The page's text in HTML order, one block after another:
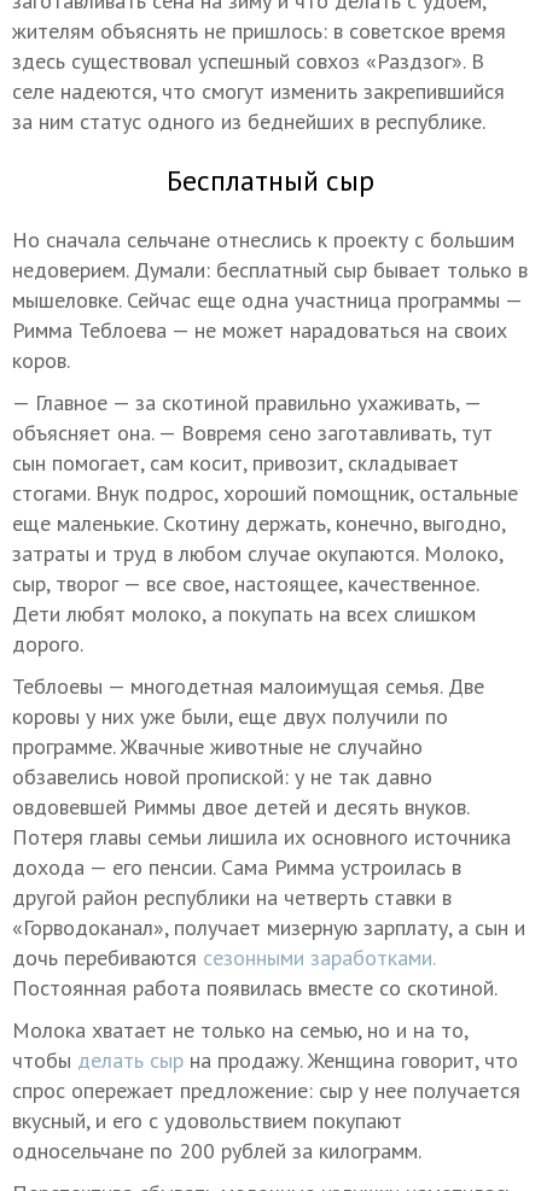
жителям объяснять не пришлось: в советское время
здесь существовал успешный совхоз «Раздзог». В
селе надеются, что смогут изменить закрепившийся
за ним статус одного из беднейших в республике.
Бесплатный сыр
Но сначала сельчане отнеслись к проекту с большим
недоверием. Думали: бесплатный сыр бывает только в
мышеловке. Сейчас еще одна участница программы —
Римма Теблоева — не может нарадоваться на своих
коров.
— Главное — за скотиной правильно ухаживать, —
объясняет она. — Вовремя сено заготавливать, тут
сын помогает, сам косит, привозит, складывает
стогами. Внук подрос, хороший помощник, остальные
еще маленькие. Скотину держать, конечно, выгодно,
затраты и труд в любом случае окупаются. Молоко,
сыр, творог — все свое, настоящее, качественное.
Дети любят молоко, а покупать на всех слишком
дорого.
Теблоевы — многодетная малоимущая семья. Две
коровы у них уже были, еще двух получили по
программе. Жвачные животные не случайно
обзавелись новой пропиской: у не так давно
овдовевшей Риммы двое детей и десять внуков.
Потеря главы семьи лишила их основного источника
дохода — его пенсии. Сама Римма устроилась в
другой район республики на четверть ставки в
«Горводоканал», получает мизерную зарплату, а сын и
дочь перебиваются сезонными заработками.
Постоянная работа появилась вместе со скотиной.
Молока хватает не только на семью, но и на то,
чтобы делать сыр на продажу. Женщина говорит, что
спрос опережает предложение: сыр у нее получается
вкусный, и его с удовольствием покупают
односельчане по 200 рублей за килограмм.